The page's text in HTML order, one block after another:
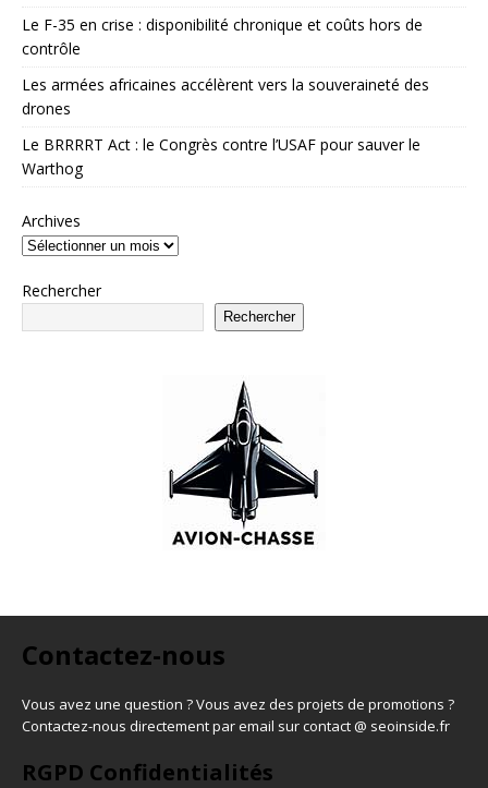
Le F-35 en crise : disponibilité chronique et coûts hors de
contrôle
Les armées africaines accélèrent vers la souveraineté des
drones
Le BRRRRT Act : le Congrès contre l’USAF pour sauver le
Warthog
Archives
Rechercher
Rechercher
Contactez-nous
Vous avez une question ? Vous avez des projets de promotions ?
Contactez-nous directement par email sur contact @ seoinside.fr
RGPD Confidentialités